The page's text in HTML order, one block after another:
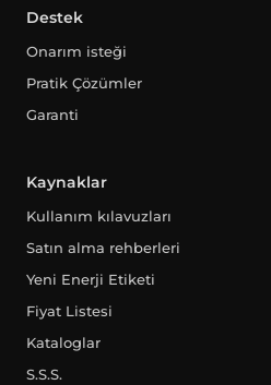
Destek
Onarım isteği
Pratik Çözümler
Garanti
Kaynaklar
Kullanım kılavuzları
Satın alma rehberleri
Yeni Enerji Etiketi
Fiyat Listesi
Kataloglar
S.S.S.